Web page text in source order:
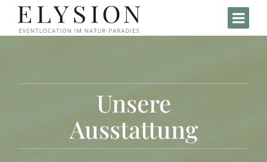
Anlage
Bereiche
Unsere
Ausstattung